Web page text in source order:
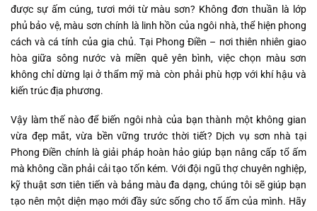
được sự ấm cúng, tươi mới từ màu sơn? Không đơn thuần là lớp
phủ bảo vệ, màu sơn chính là linh hồn của ngôi nhà, thể hiện phong
cách và cá tính của gia chủ. Tại Phong Điền – nơi thiên nhiên giao
hòa giữa sông nước và miền quê yên bình, việc chọn màu sơn
không chỉ dừng lại ở thẩm mỹ mà còn phải phù hợp với khí hậu và
kiến trúc địa phương.
Vậy làm thế nào để biến ngôi nhà của bạn thành một không gian
vừa đẹp mắt, vừa bền vững trước thời tiết? Dịch vụ sơn nhà tại
Phong Điền chính là giải pháp hoàn hảo giúp bạn nâng cấp tổ ấm
mà không cần phải cải tạo tốn kém. Với đội ngũ thợ chuyên nghiệp,
kỹ thuật sơn tiên tiến và bảng màu đa dạng, chúng tôi sẽ giúp bạn
tạo nên một diện mạo mới đầy sức sống cho tổ ấm của mình. Hãy